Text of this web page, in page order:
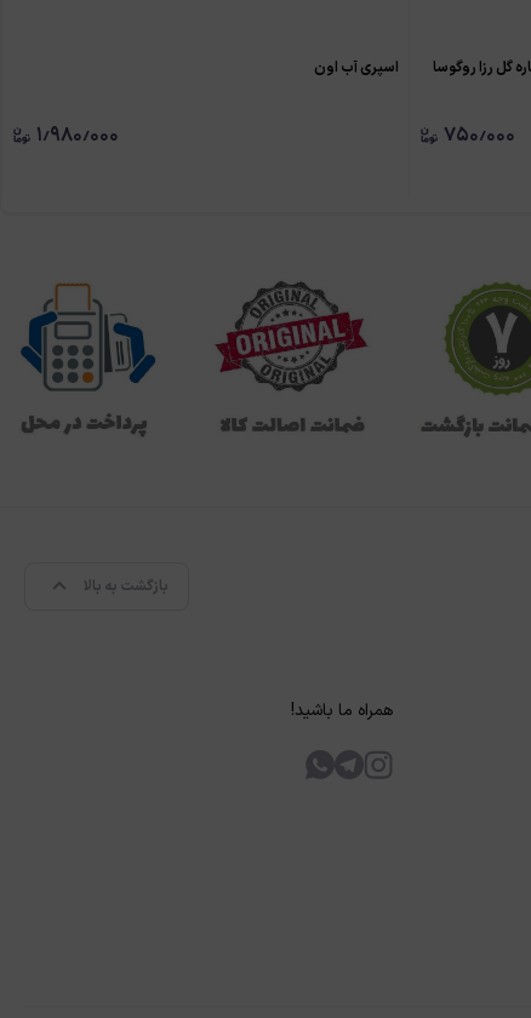
گل رزا روگوسا
۷۵۰٫۰۰۰
اسپری آب اون
۱٫۹۸۰٫۰۰۰
بازگشت به بالا
همراه ما باشید!